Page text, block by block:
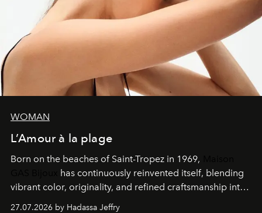
WOMAN
L’Amour à la plage
Born on the beaches of Saint-Tropez in 1969,
has continuously reinvented itself, blending
vibrant color, originality, and refined craftsmanship into
every creation.
27.07.2026 by Hadassa Jeffry